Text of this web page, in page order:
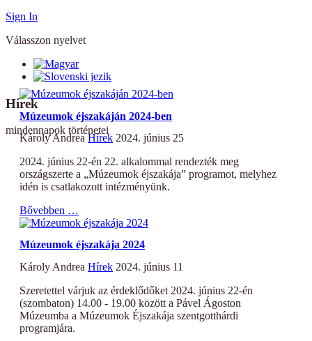
Sign In
Válasszon nyelvet
Hírek
mindennapok történetei
Múzeumok éjszakáján 2024-ben
Károly Andrea Hírek 2024. június 25
2024. június 22-én 22. alkalommal rendezték meg
országszerte a „Múzeumok éjszakája” programot, melyhez
idén is csatlakozott intézményünk.
Bővebben …
Múzeumok éjszakája 2024
Károly Andrea Hírek 2024. június 11
Szeretettel várjuk az érdeklődőket 2024. június 22-én
(szombaton) 14.00 - 19.00 között a Pável Ágoston
Múzeumba a Múzeumok Éjszakája szentgotthárdi
programjára.